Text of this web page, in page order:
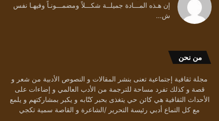
إن هـذه المـــادة جميلــة شكـــلاً ومضمـــونـاً وفيهـا نفس
ش...
من نحن
مجلة ثقافية إجتماعية تعنى بنشر المقالات و النصوص الأدبية من شعر و
قصة و كذلك تفرد مساحة للترجمة من الأدب العالمي و إضاءات على
الأحداث الثقافية هي كائن حي يتغذى بحبر كتّابه و يكبر بمشاركتهم و يلمع
مع كل التماع أدبي رئيسة التحرير /الشاعرة و القاصة سمية تكجي